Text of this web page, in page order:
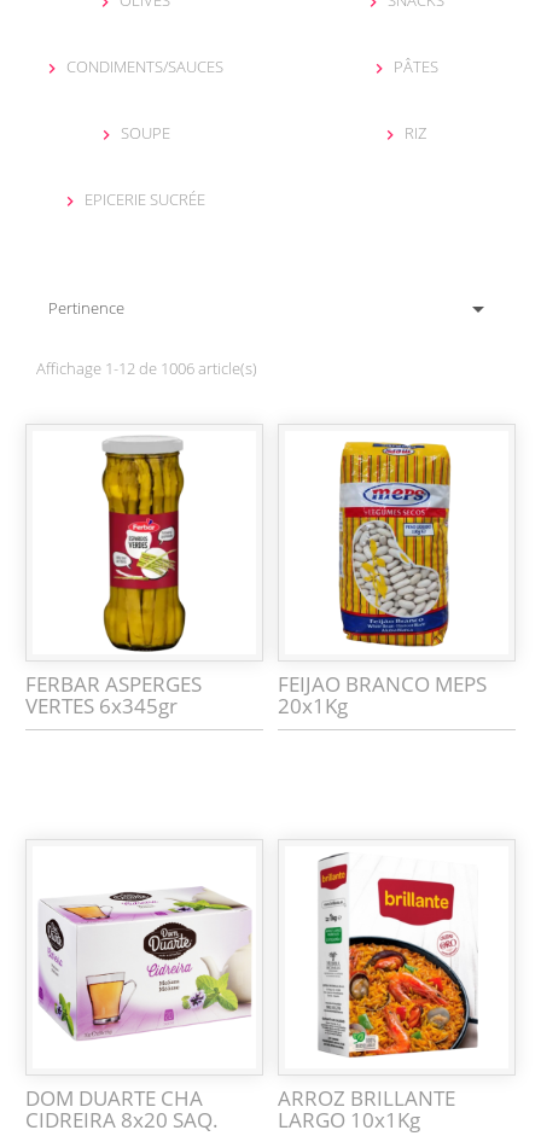
 CONDIMENTS/SAUCES  PÂTES
 SOUPE  RIZ
 EPICERIE SUCRÉE
Pertinence 
Affichage 1-12 de 1006 article(s)
FERBAR ASPERGES
VERTES 6x345gr
FEIJAO BRANCO MEPS
20x1Kg
DOM DUARTE CHA
CIDREIRA 8x20 SAQ.
ARROZ BRILLANTE
LARGO 10x1Kg